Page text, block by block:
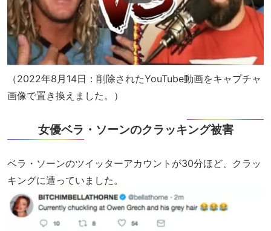
（2022年8月14日：削除されたYouTube動画をキャプチャ
画像で置き換えました。）
女優ベラ・ソーンのクラッキング被害
ベラ・ソーンのツイッターアカウントが30分ほど、クラッ
キングに遭っていました。